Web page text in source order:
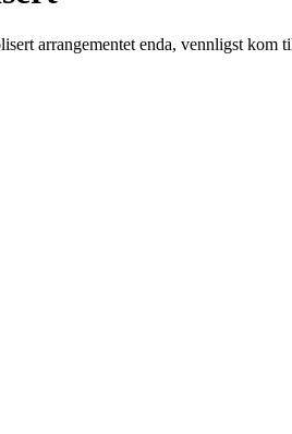
arrangementet enda, vennligst kom